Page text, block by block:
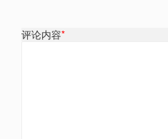
评论内容*